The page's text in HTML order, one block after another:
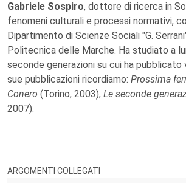
Gabriele Sospiro, dottore di ricerca in
fenomeni culturali e processi normativi,
Dipartimento di Scienze Sociali "G.
Politecnica delle Marche. Ha studiato a
seconde generazioni su cui ha pubblicato
sue pubblicazioni ricordiamo: Prossima
Conero (Torino, 2003), Le seconde
2007).
ARGOMENTI COLLEGATI